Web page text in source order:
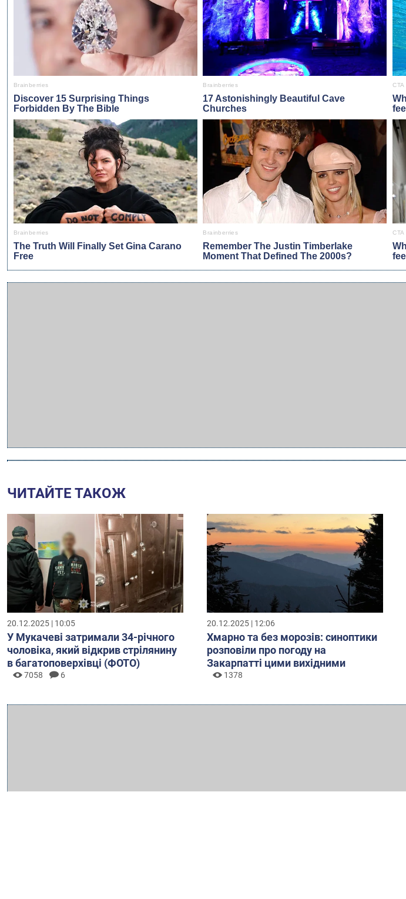
ЧИТАЙТЕ ТАКОЖ
20.12.2025 | 10:05
У Мукачеві затримали 34-річного
чоловіка, який відкрив стрілянину
в багатоповерхівці (ФОТО)
7058 6
20.12.2025 | 12:06
Хмарно та без морозів: синоптики
розповіли про погоду на
Закарпатті цими вихідними
1378